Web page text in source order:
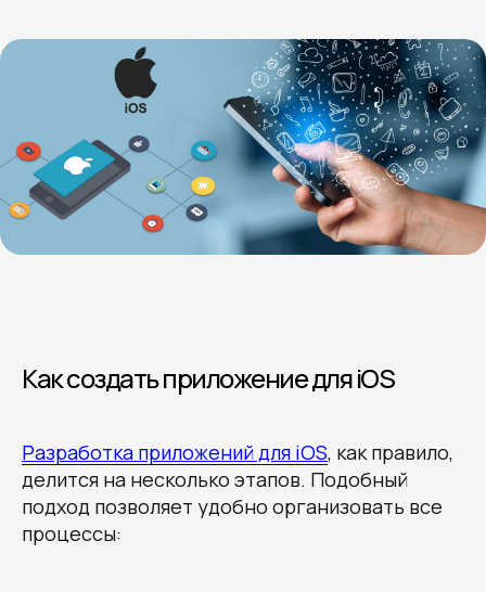
Как создать приложение для iOS
Разработка приложений для iOS, как правило,
делится на несколько этапов. Подобный
подход позволяет удобно организовать все
процессы: